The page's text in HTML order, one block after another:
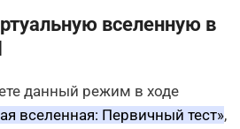
вселенную в
данный режим в ходе
вселенная: Первичный тест»,